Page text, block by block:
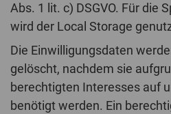
Abs. 1 lit. c) DSGVO. Für die
wird der Local Storage
Die Einwilligungsdaten
gelöscht, nachdem sie
berechtigten Interesses auf
benötigt werden. Ein